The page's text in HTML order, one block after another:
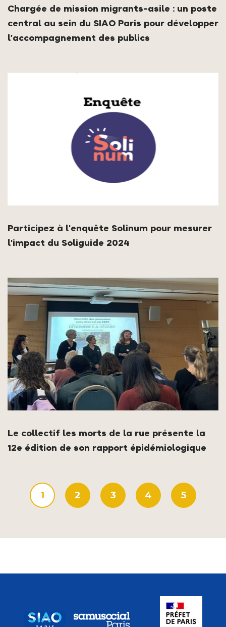
Chargée de mission migrants-asile : un poste
central au sein du SIAO Paris pour développer
l’accompagnement des publics
Participez à l'enquête Solinum pour mesurer
l'impact du Soliguide 2024
Le collectif les morts de la rue présente la
12e édition de son rapport épidémiologique
1 2 3 4 5